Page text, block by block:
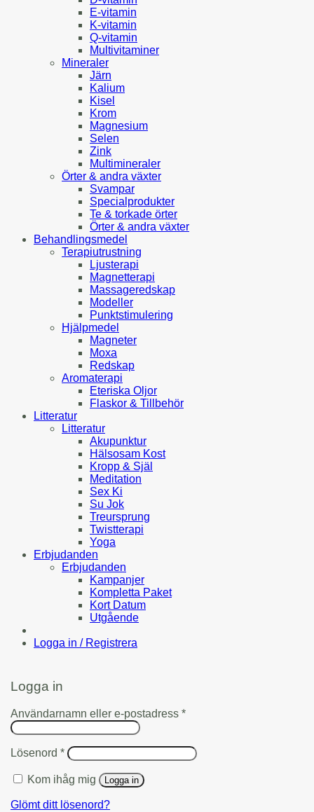
E-vitamin
K-vitamin
Q-vitamin
Multivitaminer
Mineraler
Järn
Kalium
Kisel
Krom
Magnesium
Selen
Zink
Multimineraler
Örter & andra växter
Svampar
Specialprodukter
Te & torkade örter
Örter & andra växter
Behandlingsmedel
Terapiutrustning
Ljusterapi
Magnetterapi
Massageredskap
Modeller
Punktstimulering
Hjälpmedel
Magneter
Moxa
Redskap
Aromaterapi
Eteriska Oljor
Flaskor & Tillbehör
Litteratur
Litteratur
Akupunktur
Hälsosam Kost
Kropp & Själ
Meditation
Sex Ki
Su Jok
Treursprung
Twistterapi
Yoga
Erbjudanden
Erbjudanden
Kampanjer
Kompletta Paket
Kort Datum
Utgående
Logga in / Registrera
Logga in
Användarnamn eller e-postadress *Obligatoriskt
Lösenord *Obligatoriskt
Kom ihåg mig Logga in
Glömt ditt lösenord?